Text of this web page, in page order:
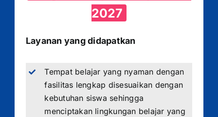
2027
Layanan yang didapatkan
Tempat belajar yang nyaman dengan
fasilitas lengkap disesuaikan dengan
kebutuhan siswa sehingga
menciptakan lingkungan belajar yang